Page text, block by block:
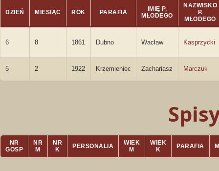
DZIEŃ MIESIĄC ROK PARAFIA
IMIĘ P.
MŁODEGO
NAZWISKO
P.
MŁODEGO
6 8 1861 Dubno Wacław Kasprzycki
5 2 1922 Krzemieniec Zachariasz Marczuk
NR
GOSP
NR
M
NR
K
PERSONALIA
WIEK
M
WIEK
K
PARAFIA